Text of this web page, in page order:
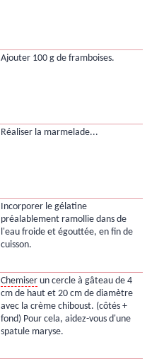
Ajouter 100 g de framboises.
Réaliser la marmelade...
Incorporer le gélatine
préalablement ramollie dans de
l'eau froide et égouttée, en fin de
cuisson.
Chemiserun cercle à gâteau de 4
cm de haut et 20 cm de diamètre
avec la crème chiboust. (côtés +
fond) Pour cela, aidez-vous d'une
spatule maryse.